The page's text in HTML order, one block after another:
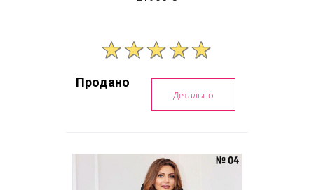
Продано
Детально